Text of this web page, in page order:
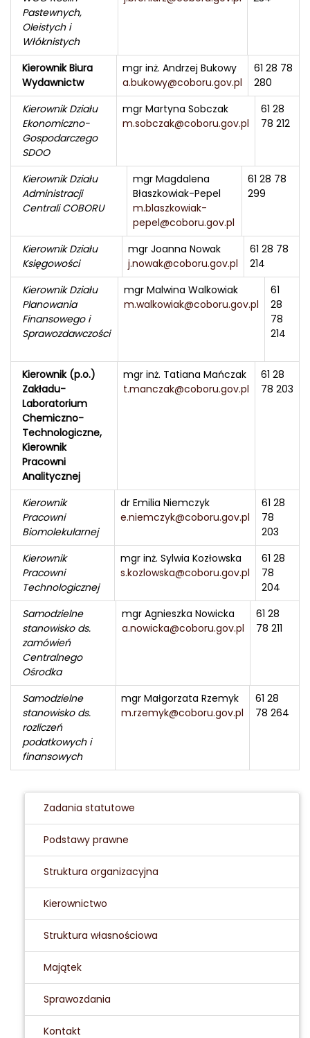
Pastewnych,
Oleistych i
Włóknistych
Kierownik Biura
Wydawnictw
mgr inż. Andrzej Bukowy
a.bukowy@coboru.gov.pl
61 28 78
280
Kierownik Działu
Ekonomiczno-
Gospodarczego
SDOO
mgr Martyna Sobczak
m.sobczak@coboru.gov.pl
61 28
78 212
Kierownik Działu
Administracji
Centrali COBORU
mgr Magdalena
Błaszkowiak-Pepel
m.blaszkowiak-
pepel@coboru.gov.pl
61 28 78
299
Kierownik Działu
Księgowości
mgr Joanna Nowak
j.nowak@coboru.gov.pl
61 28 78
214
Kierownik Działu
Planowania
Finansowego i
Sprawozdawczości
mgr Malwina Walkowiak
m.walkowiak@coboru.gov.pl
61
28
78
214
Kierownik (p.o.)
Zakładu-
Laboratorium
Chemiczno-
Technologiczne,
Kierownik
Pracowni
Analitycznej
mgr inż. Tatiana Mańczak
t.manczak@coboru.gov.pl
61 28
78 203
Kierownik
Pracowni
Biomolekularnej
dr Emilia Niemczyk
e.niemczyk@coboru.gov.pl
61 28
78
203
Kierownik
Pracowni
Technologicznej
mgr inż. Sylwia Kozłowska
s.kozlowska@coboru.gov.pl
61 28
78
204
Samodzielne
stanowisko ds.
zamówień
Centralnego
Ośrodka
mgr Agnieszka Nowicka
a.nowicka@coboru.gov.pl
61 28
78 211
Samodzielne
stanowisko ds.
rozliczeń
podatkowych i
finansowych
mgr Małgorzata Rzemyk
m.rzemyk@coboru.gov.pl
61 28
78 264
Zadania statutowe
Podstawy prawne
Struktura organizacyjna
Kierownictwo
Struktura własnościowa
Majątek
Sprawozdania
Kontakt